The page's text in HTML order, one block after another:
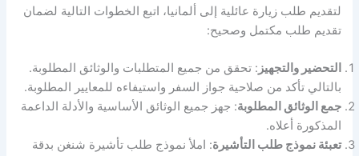
لتقديم طلب زيارة عائلية إلى ألمانيا، اتبع الخطوات التالية لضمان
تقديم طلب مكتمل وصحيح:
التحضير والتجهيز : تحقق من جميع المتطلبات والوثائق المطلوبة.
بالتالي تأكد من صلاحية جواز السفر واستيفاءه للمعايير المطلوبة.
جمع الوثائق المطلوبة: جهز جميع الوثائق الأساسية والأدلة الداعمة
المذكورة أعلاه.
تعبئة نموذج طلب التأشيرة: املأ نموذج طلب تأشيرة شنغن بدقة